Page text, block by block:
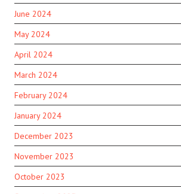
June 2024
May 2024
April 2024
March 2024
February 2024
January 2024
December 2023
November 2023
October 2023